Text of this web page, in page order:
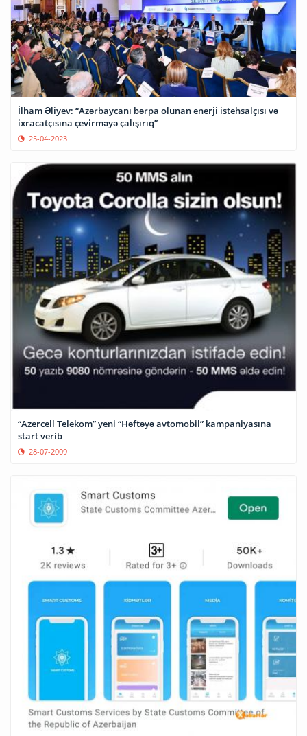
İlham Əliyev: “Azərbaycanı bərpa olunan enerji istehsalçısı və
ixracatçısına çevirməyə çalışırıq”
25-04-2023
“Azercell Telekom” yeni “Həftəyə avtomobil” kampaniyasına
start verib
28-07-2009